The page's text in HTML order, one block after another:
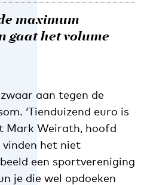
maximum
gaat het volume
aan tegen de
‘Tienduizend euro is
Mark Weirath, hoofd
vinden het niet
een sportvereniging
je die wel opdoeken